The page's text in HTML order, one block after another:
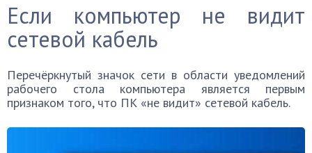
Если компьютер не видит
сетевой кабель
Перечёркнутый значок сети в области уведомлений
рабочего стола компьютера является первым
признаком того, что ПК «не видит» сетевой кабель.